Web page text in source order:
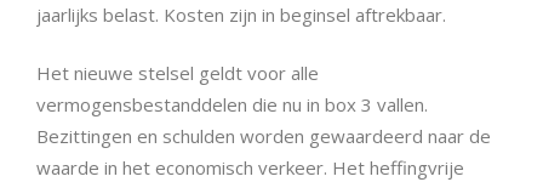
jaarlijks belast. Kosten zijn in beginsel aftrekbaar.
Het nieuwe stelsel geldt voor alle
vermogensbestanddelen die nu in box 3 vallen.
Bezittingen en schulden worden gewaardeerd naar de
waarde in het economisch verkeer. Het heffingvrije